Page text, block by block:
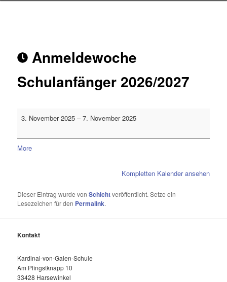
Anmeldewoche
Schulanfänger 2026/2027
3. November 2025 –7. November 2025
More
Kompletten Kalender ansehen
Dieser Eintrag wurde vonSchichtveröffentlicht. Setze ein
Lesezeichen für den Permalink.
Kontakt
Kardinal-von-Galen-Schule
Am Pfingstknapp 10
33428 Harsewinkel